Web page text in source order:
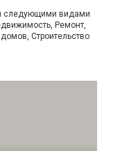
следующими видами
Ремонт,
Строительство